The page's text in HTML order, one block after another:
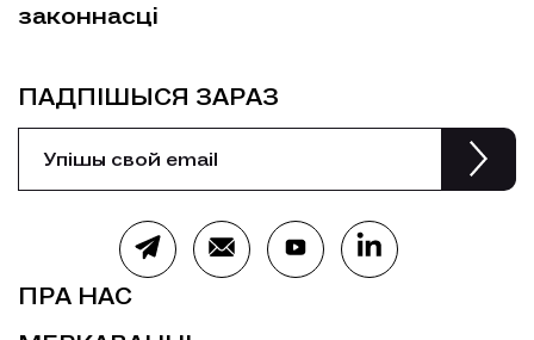
законнасцi
ПРА НАС
ПАДПІШЫСЯ ЗАРАЗ